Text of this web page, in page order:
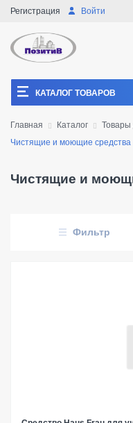
Войти
Регистрация
КАТАЛОГ ТОВАРОВ
Главная Каталог Товары
Чистящие и моющие средства
Чистящие и
Фильтр